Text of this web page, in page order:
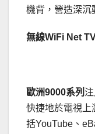
機背，營造深沉
無線WiFi Net
歐洲9000系列
快捷地於電視上
括YouTube、